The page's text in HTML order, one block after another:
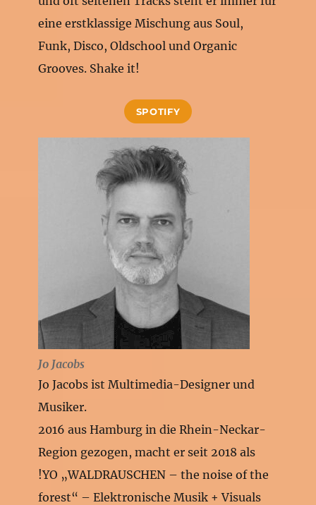
eine erstklassige Mischung aus Soul,
Funk, Disco, Oldschool und Organic
Grooves. Shake it!
SPOTIFY
Jo Jacobs
Jo Jacobs ist Multimedia-Designer und
Musiker.
2016 aus Hamburg in die Rhein-Neckar-
Region gezogen, macht er seit 2018 als
!YO „WALDRAUSCHEN – the noise of the
forest“ – Elektronische Musik + Visuals